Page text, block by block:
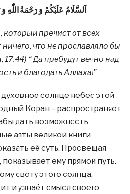
اَلسَّلَامُ عَلَيْكُمْ وَ رَحْمَةُ اللّٰهِ وَ بَرَكَاتُهُ اَبَدًا دَائِمًا
который пречист от всех
ничего, что не прославляло бы
17:44) “ Да пребудут вечно над
и благодать Аллаха!”
солнце небес этой
Коран – распространяет
дать возможность
аяты великой книги
её суть. Просвещая
показывает ему прямой путь.
свету этого солнца,
и узнаёт смысл своего